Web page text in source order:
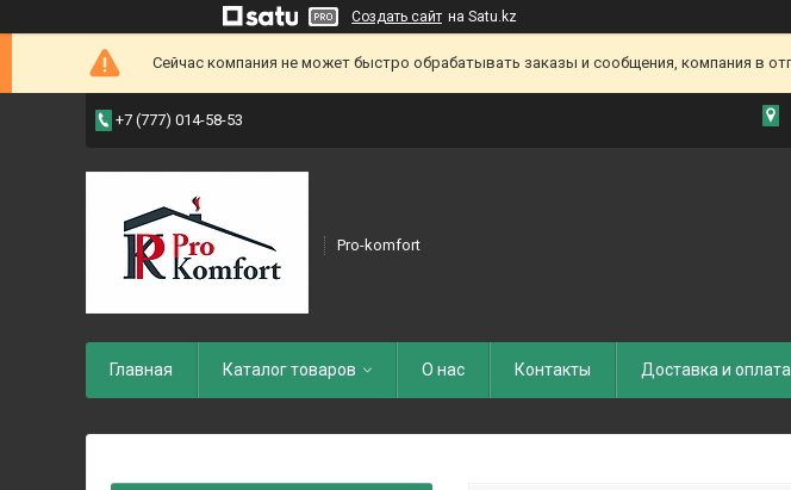
Создать сайт на Satu.kz
Сейчас компания не может быстро обрабатывать заказы и сообщения, компания в
+7 (777) 014-58-53
Pro-komfort
Главная Каталог товаров О нас Контакты Доставка и оплата